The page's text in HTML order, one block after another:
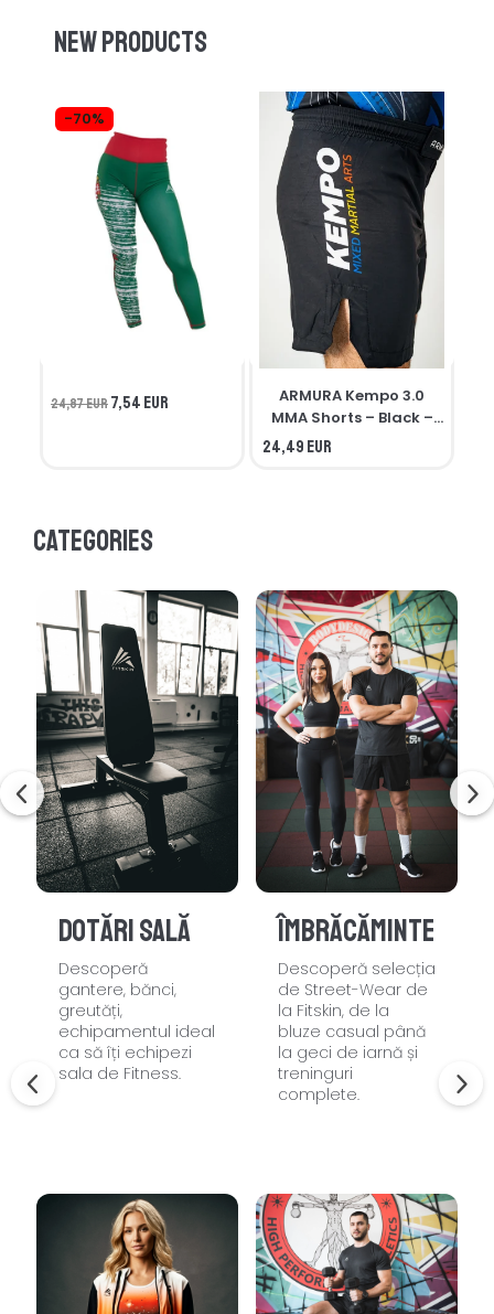
New products
-70%
24,87 EUR7,54 EUR
ARMURA Kempo 3.0
MMA Shorts – Black –
Seniors
24,49 EUR
Categories
Dotări sală
Descoperă
gantere, bănci,
greutăți,
echipamentul ideal
ca să îți echipezi
sala de Fitness.
Îmbrăcăminte
Descoperă selecția
de Street-Wear de
la Fitskin, de la
bluze casual până
la geci de iarnă și
treninguri
complete.